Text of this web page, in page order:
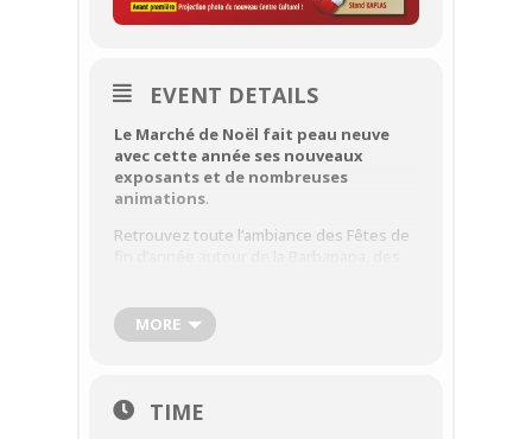
EVENT DETAILS
Le Marché de Noël fait peau neuve
avec cette année ses nouveaux
exposants et de nombreuses
animations.
Retrouvez toute l’ambiance des Fêtes de
restauration sur place ou à emporter…
MORE
TIME